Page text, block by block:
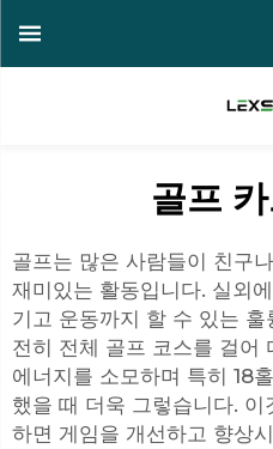
골프
골프는 많은 사람들이 친구
재미있는 활동입니다. 실외
기고 운동까지 할 수 있는
전히 전체 골프 코스를 걸어
에너지를 소모하며 특히 18
했을 때 더욱 그렇습니다.
하면 게임을 개선하고 향상